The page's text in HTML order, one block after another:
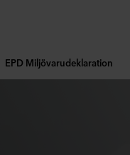
EPD Miljövarudeklaration